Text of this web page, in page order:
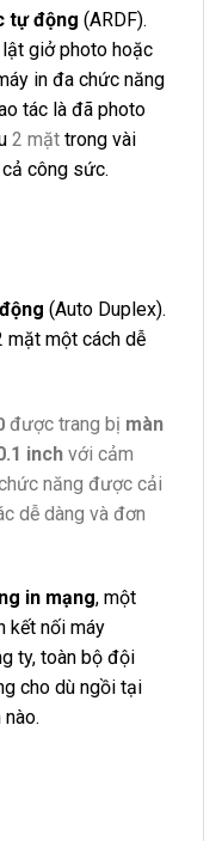
tự động (ARDF).
giở photo hoặc
in đa chức năng
tác là đã photo
2 mặt trong vài
công sức.
(Auto Duplex).
mặt một cách dễ
được trang bị màn
inch với cảm
năng được cải
dễ dàng và đơn
in mạng, một
kết nối máy
ty, toàn bộ đội
cho dù ngồi tại